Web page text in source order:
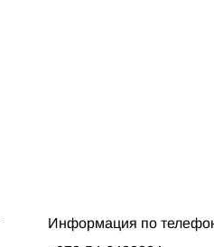
Информация по